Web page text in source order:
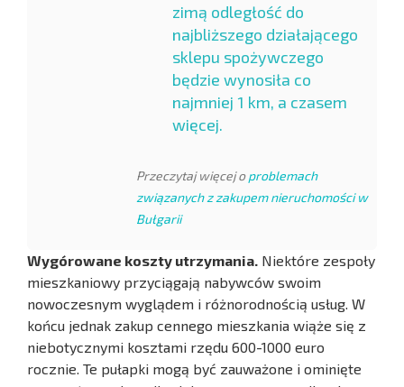
zimą odległość do
najbliższego działającego
sklepu spożywczego
będzie wynosiła co
najmniej 1 km, a czasem
więcej.
Przeczytaj więcej oproblemach
związanych z zakupem nieruchomości w
Bułgarii
Wygórowane koszty utrzymania. Niektóre zespoły
mieszkaniowy przyciągają nabywców swoim
nowoczesnym wyglądem i różnorodnością usług. W
końcu jednak zakup cennego mieszkania wiąże się z
niebotycznymi kosztami rzędu 600-1000 euro
rocznie. Te pułapki mogą być zauważone i ominięte